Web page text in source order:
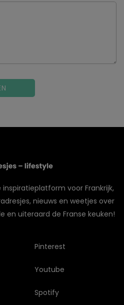
voor Frankrijk,
nieuws en weetjes over
en uiteraard de Franse keuken!
Pinterest
Youtube
Spotify